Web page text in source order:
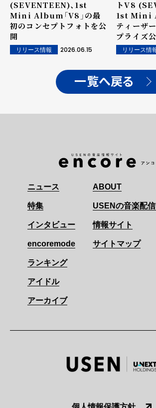
(SEVENTEEN)、1st
Mini Album「V8」の最
初のコンセプトフォトを公
開
リリース情報 2026.06.15
トV8
1st Mini
ティーザ
プライズ公
リリース情
一覧へ戻る
ニュース
特集
インタビュー
encoremode
ランキング
アイドル
アーカイブ
ABOUT
USENの音楽配
情報サイト
サイトマップ